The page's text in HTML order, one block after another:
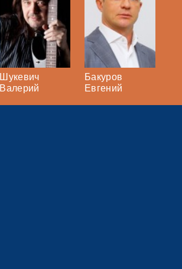
Шукевич
Валерий
Бакуров
Евгений